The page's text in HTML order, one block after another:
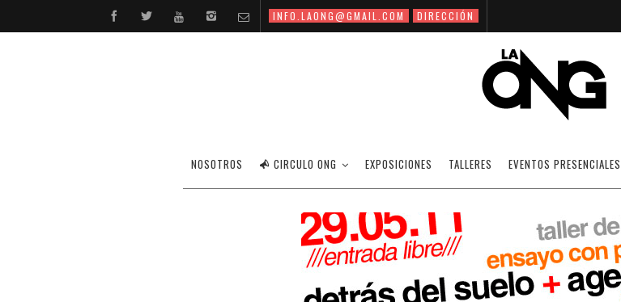
INFO.LAONG@GMAIL.COM DIRECCIÓN
NOSOTROS CIRCULO ONG EXPOSICIONES TALLERES EVENTOS PRESENCIALES
DOMINGO DE FANZINES